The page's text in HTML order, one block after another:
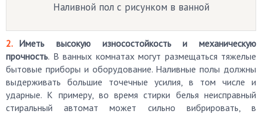
Наливной пол с рисунком в ванной
Иметь высокую износостойкость и механическую
прочность. В ванных комнатах могут размещаться тяжелые
бытовые приборы и оборудование. Наливные полы должны
выдерживать большие точечные усилия, в том числе и
ударные. К примеру, во время стирки белья неисправный
стиральный автомат может сильно вибрировать, в